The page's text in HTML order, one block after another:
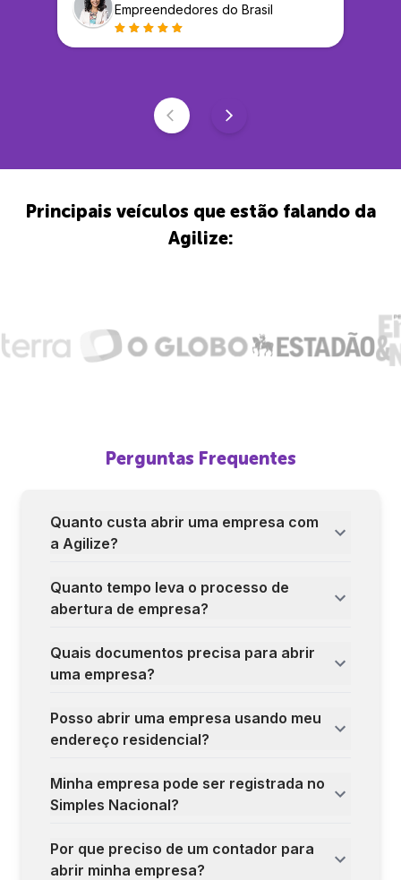
Empreendedores do Brasil
Principais veículos que estão falando da
Agilize:
Perguntas Frequentes
Quanto custa abrir uma empresa com
a Agilize?
Quanto tempo leva o processo de
abertura de empresa?
Quais documentos precisa para abrir
uma empresa?
Posso abrir uma empresa usando meu
endereço residencial?
Minha empresa pode ser registrada no
Simples Nacional?
Por que preciso de um contador para
abrir minha empresa?